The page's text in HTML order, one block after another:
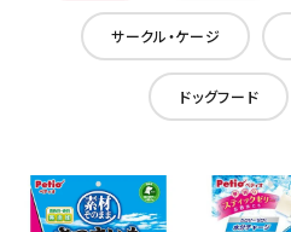
サークル・ケージ
ドッグフード